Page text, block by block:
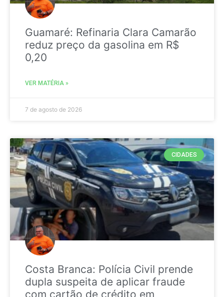
Guamaré: Refinaria Clara Camarão
reduz preço da gasolina em R$
0,20
VER MATÉRIA »
7 de agosto de 2026
CIDADES
Costa Branca: Polícia Civil prende
dupla suspeita de aplicar fraude
com cartão de crédito em